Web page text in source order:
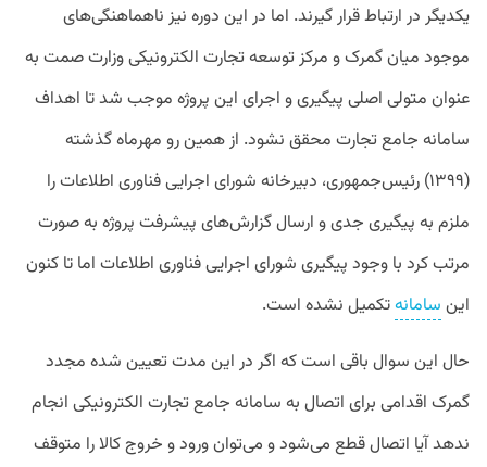
یکدیگر در ارتباط قرار گیرند. اما در این دوره نیز ناهماهنگی‌های
موجود میان گمرک و مرکز توسعه تجارت الکترونیکی وزارت صمت به
عنوان متولی اصلی پیگیری و اجرای این پروژه موجب شد تا اهداف
سامانه جامع تجارت محقق نشود. از همین رو مهرماه گذشته
(۱۳۹۹) رئیس‌جمهوری، دبیرخانه شورای اجرایی فناوری اطلاعات را
ملزم به پیگیری جدی و ارسال گزارش‌های پیشرفت پروژه به صورت
مرتب کرد با وجود پیگیری شورای اجرایی فناوری اطلاعات اما تا کنون
این سامانهتکمیل نشده است.
حال این سوال باقی است که اگر در این مدت تعیین شده مجدد
گمرک اقدامی برای اتصال به سامانه جامع تجارت الکترونیکی انجام
ندهد آیا اتصال قطع می‌شود و می‌توان ورود و خروج کالا را متوقف